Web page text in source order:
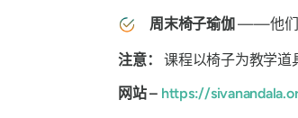
周末椅子瑜伽 ——他们
注意：
课程以椅子为教学道
网站 – https://